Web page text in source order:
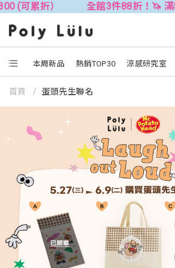
累折） 全館3件88折！🦄 滿
本周新品 熱銷TOP30 涼感研究室
首頁 蛋頭先生聯名